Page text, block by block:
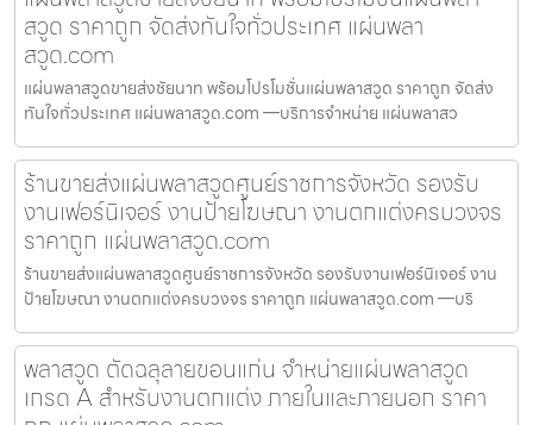
สวูด ราคาถูก จัดส่งทันใจทั่วประเทศ แผ่นพลา
สวูด.com
แผ่นพลาสวูดขายส่งชัยนาท พร้อมโปรโมชั่นแผ่นพลาสวูด ราคาถูก จัดส่ง
ทันใจทั่วประเทศ แผ่นพลาสวูด.com —บริการจำหน่าย แผ่นพลาสว
ร้านขายส่งแผ่นพลาสวูดศูนย์ราชการจังหวัด รองรับ
งานเฟอร์นิเจอร์ งานป้ายโฆษณา งานตกแต่งครบวงจร
ราคาถูก แผ่นพลาสวูด.com
ร้านขายส่งแผ่นพลาสวูดศูนย์ราชการจังหวัด รองรับงานเฟอร์นิเจอร์ งาน
ป้ายโฆษณา งานตกแต่งครบวงจร ราคาถูก แผ่นพลาสวูด.com —บริ
พลาสวูด ตัดฉลุลายขอนแก่น จำหน่ายแผ่นพลาสวูด
เกรด A สำหรับงานตกแต่ง ภายในและภายนอก ราคา